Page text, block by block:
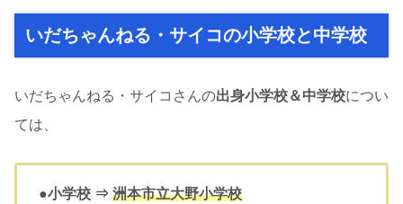
いだちゃんねる・サイコの小学校と中学校
いだちゃんねる・サイコさんの出身小学校＆中学校につい
ては、
●小学校 ⇒ 洲本市立大野小学校